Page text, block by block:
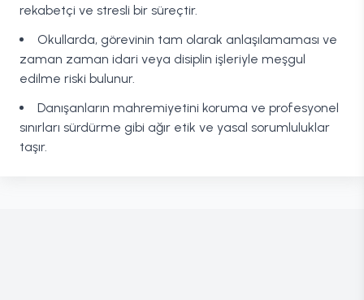
rekabetçi ve stresli bir süreçtir.
Okullarda, görevinin tam olarak anlaşılamaması ve
zaman zaman idari veya disiplin işleriyle meşgul
edilme riski bulunur.
Danışanların mahremiyetini koruma ve profesyonel
sınırları sürdürme gibi ağır etik ve yasal sorumluluklar
taşır.